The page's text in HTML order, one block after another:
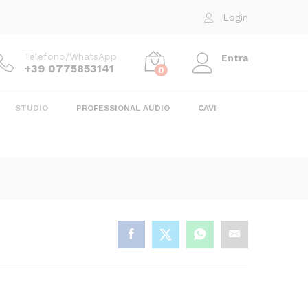
Login
Telefono/WhatsApp
+39 0775853141 0
Entra
STUDIO PROFESSIONAL AUDIO CAVI
Aggiungi al carrello